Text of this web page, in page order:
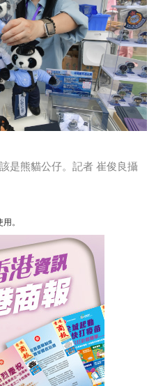
是熊貓公仔。記者 崔俊良攝
。